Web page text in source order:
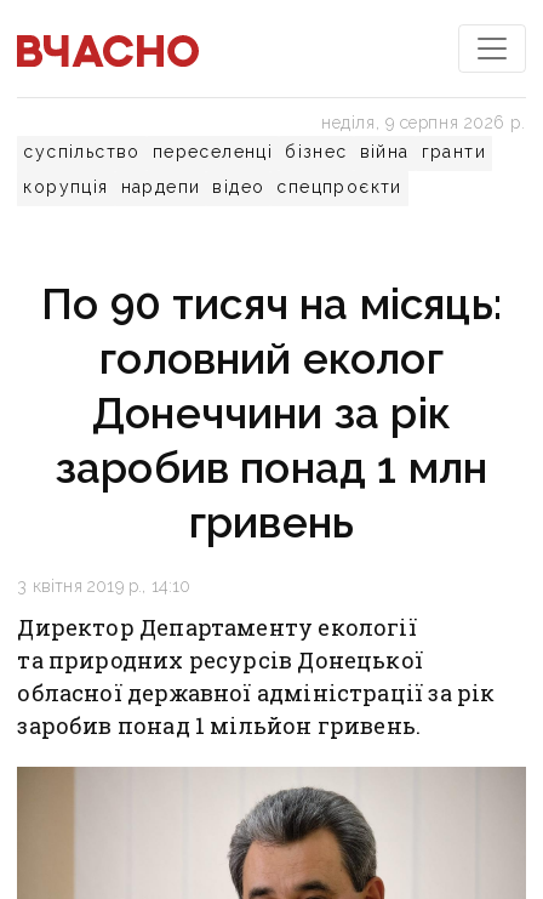
суспільство переселенці бізнес війна
гранти
корупція
нардепи відео спецпроєкти
неділя, 9 серпня 2026 р.
По 90 тисяч на місяць:
головний еколог
Донеччини за рік
заробив понад 1 млн
гривень
3 квітня 2019 р., 14:10
Директор Департаменту екології
та природних ресурсів Донецької
обласної державної адміністрації за рік
заробив понад 1 мільйон гривень.